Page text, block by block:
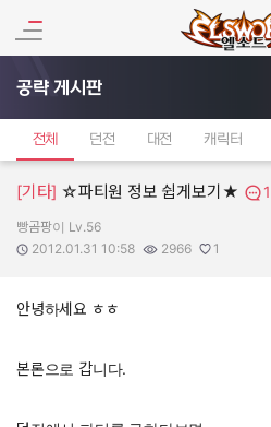
공략 게시판
전체 던전 대전 캐릭터
[기타] ☆파티원 정보 쉽게보기★
작성자:
빵곰팡이 Lv.56
작성일:
2012.01.31 10:58
조회수:
2966
추천수:
1
안녕하세요 ㅎㅎ
본론으로 갑니다.